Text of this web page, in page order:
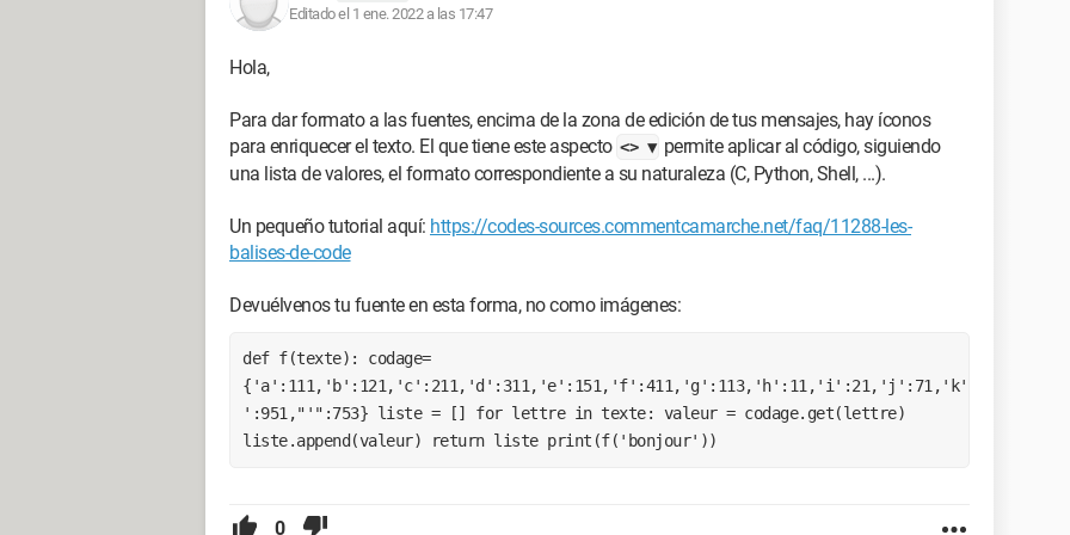
Editado el 1 ene. 2022 a las 17:47
Hola,
Para dar formato a las fuentes, encima de la zona de edición de tus mensajes, hay íconos
para enriquecer el texto. El que tiene este aspecto <> ▼ permite aplicar al código, siguiendo
una lista de valores, el formato correspondiente a su naturaleza (C, Python, Shell, ...).
Un pequeño tutorial aquí: https://codes-sources.commentcamarche.net/faq/11288-les-
balises-de-code
Devuélvenos tu fuente en esta forma, no como imágenes:
def f(texte): codage=
':951,"'":753} liste = [] for lettre in texte: valeur = codage.get(lettre)
liste.append(valeur) return liste print(f('bonjour'))
0